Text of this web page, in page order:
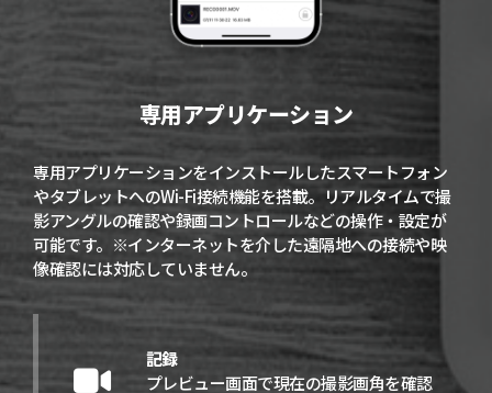
専用アプリケーション
専用アプリケーションをインストールしたスマートフォン
やタブレットへのWi-Fi接続機能を搭載。リアルタイムで撮
影アングルの確認や録画コントロールなどの操作・設定が
可能です。※インターネットを介した遠隔地への接続や映
像確認には対応していません。
記録
プレビュー画面で現在の撮影画角を確認